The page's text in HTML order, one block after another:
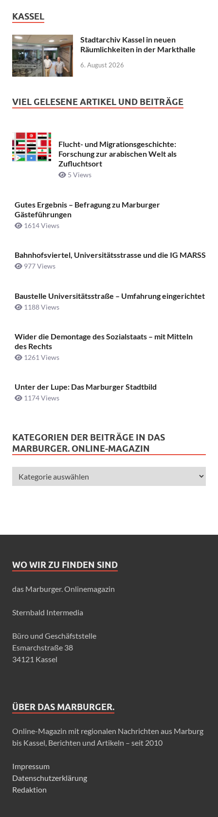
KASSEL
Stadtarchiv Kassel in neuen
Räumlichkeiten in der Markthalle
6. August 2026
VIEL GELESENE ARTIKEL UND BEITRÄGE
Flucht- und Migrationsgeschichte:
Forschung zur arabischen Welt als
Zufluchtsort
5 Views
Gutes Ergebnis – Befragung zu Marburger
Gästeführungen
1614 Views
Bahnhofsviertel, Universitätsstrasse und die IG MARSS
977 Views
Baustelle Universitätsstraße ­– Umfahrung eingerichtet
1188 Views
Wider die Demontage des Sozialstaats – mit Mitteln
des Rechts
1261 Views
Unter der Lupe: Das Marburger Stadtbild
1174 Views
KATEGORIEN DER BEITRÄGE IN DAS
MARBURGER. ONLINE-MAGAZIN
WO WIR ZU FINDEN SIND
das Marburger. Onlinemagazin
Sternbald Intermedia
Büro und Geschäfststelle
Esmarchstraße 38
34121 Kassel
ÜBER DAS MARBURGER.
Online-Magazin mit regionalen Nachrichten aus Marburg
bis Kassel, Berichten und Artikeln – seit 2010
Impressum
Datenschutzerklärung
Redaktion